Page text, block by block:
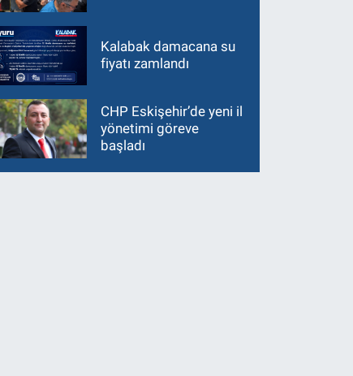
Kalabak damacana su
fiyatı zamlandı
CHP Eskişehir’de yeni il
yönetimi göreve
başladı